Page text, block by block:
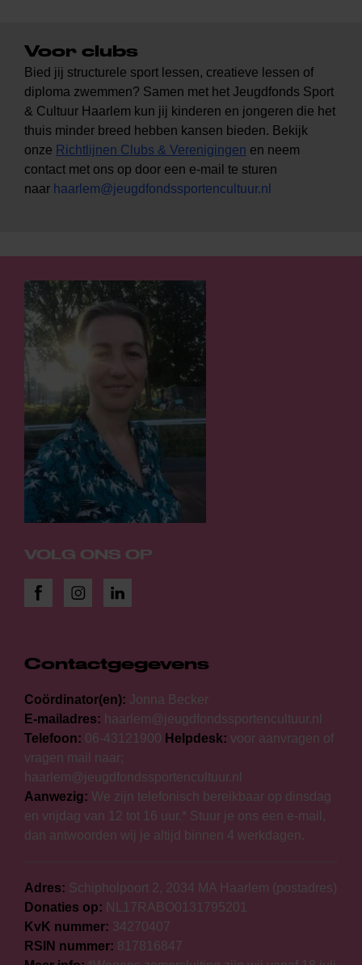
Voor clubs
Bied jij structurele sport lessen, creatieve lessen of
diploma zwemmen? Samen met het Jeugdfonds Sport
& Cultuur Haarlem kun jij kinderen en jongeren die het
thuis minder breed hebben kansen bieden. Bekijk
onze Richtlijnen Clubs & Verenigingen en neem
contact met ons op door een e-mail te sturen
naar haarlem@jeugdfondssportencultuur.nl
VOLG ONS OP
Contactgegevens
Coördinator(en): Jonna Becker
E-mailadres: haarlem@jeugdfondssportencultuur.nl
Telefoon: 06-43121900 Helpdesk: voor aanvragen of
vragen mail naar;
haarlem@jeugdfondssportencultuur.nl
Aanwezig: We zijn telefonisch bereikbaar op dinsdag
en vrijdag van 12 tot 16 uur.* Stuur je ons een e-mail,
dan antwoorden wij je altijd binnen 4 werkdagen.
Adres: Schipholpoort 2, 2034 MA Haarlem (postadres)
Donaties op: NL17RABO0131795201
KvK nummer: 34270407
RSIN nummer: 817816847